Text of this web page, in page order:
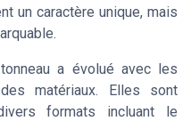
un caractère unique, mais
a évolué avec les
matériaux. Elles sont
formats incluant le